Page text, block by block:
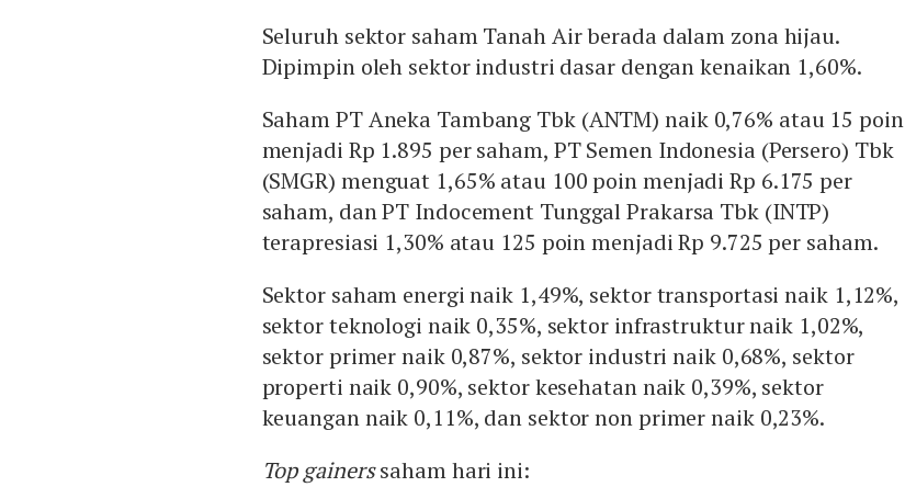
Seluruh sektor saham Tanah Air berada dalam zona hijau.
Dipimpin oleh sektor industri dasar dengan kenaikan 1,60%.
Saham PT Aneka Tambang Tbk (ANTM) naik 0,76% atau 15 poin
menjadi Rp 1.895 per saham, PT Semen Indonesia (Persero) Tbk
(SMGR) menguat 1,65% atau 100 poin menjadi Rp 6.175 per
saham, dan PT Indocement Tunggal Prakarsa Tbk (INTP)
terapresiasi 1,30% atau 125 poin menjadi Rp 9.725 per saham.
Sektor saham energi naik 1,49%, sektor transportasi naik 1,12%,
sektor teknologi naik 0,35%, sektor infrastruktur naik 1,02%,
sektor primer naik 0,87%, sektor industri naik 0,68%, sektor
properti naik 0,90%, sektor kesehatan naik 0,39%, sektor
keuangan naik 0,11%, dan sektor non primer naik 0,23%.
Top gainerssaham hari ini: